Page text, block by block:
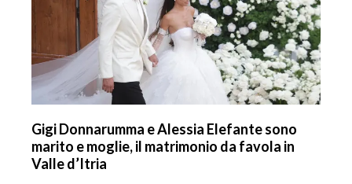
Gigi Donnarumma e Alessia Elefante sono
marito e moglie, il matrimonio da favola in
Valle d’Itria